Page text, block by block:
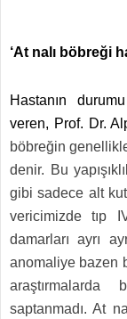
‘At nalı böbreği
Hastanın
veren, Prof. Dr.
böbreğin
denir. Bu
gibi sadece alt
vericimizde tıp
damarları ayrı
anomaliye bazen
saptanmadı. At